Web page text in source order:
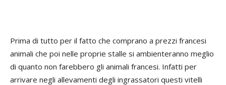
Prima di tutto per il fatto che comprano a prezzi francesi
animali che poi nelle proprie stalle si ambienteranno meglio
di quanto non farebbero gli animali francesi. Infatti per
arrivare negli allevamenti degli ingrassatori questi vitelli